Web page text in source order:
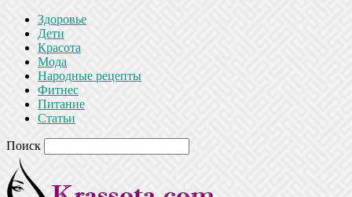
Здоровье
Дети
Красота
Мода
Народные рецепты
Фитнес
Питание
Статьи
Поиск